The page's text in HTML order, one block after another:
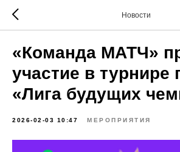
Новости
«Команда МАТЧ»
участие в турнире
«Лига будущих
2026-02-03 10:47 МЕРОПРИЯТИЯ